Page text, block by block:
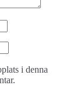
i denna